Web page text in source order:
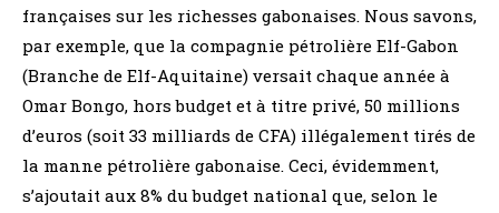
françaises sur les richesses gabonaises. Nous savons,
par exemple, que la compagnie pétrolière Elf-Gabon
(Branche de Elf-Aquitaine) versait chaque année à
Omar Bongo, hors budget et à titre privé, 50 millions
d’euros (soit 33 milliards de CFA) illégalement tirés de
la manne pétrolière gabonaise. Ceci, évidemment,
s’ajoutait aux 8% du budget national que, selon le